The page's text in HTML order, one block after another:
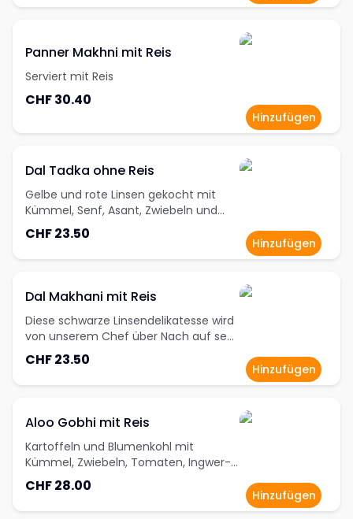
Panner Makhni mit Reis
Serviert mit Reis
CHF 30.40
Hinzufügen
Dal Tadka ohne Reis
Gelbe und rote Linsen gekocht mit
Kümmel, Senf, Asant, Zwiebeln und
gehackten Tomaten. Garniert mit
gehacktem Koriander
CHF 23.50
Hinzufügen
Dal Makhani mit Reis
Diese schwarze Linsendelikatesse wird
von unserem Chef über Nach auf sehr
kleinem Feuer gekocht. Sie enthält
Ingwer, Knoblauch, Tomaten,
Halbrahm und verschiedene Gewürze
CHF 23.50
Hinzufügen
Aloo Gobhi mit Reis
Kartoffeln und Blumenkohl mit
Kümmel, Zwiebeln, Tomaten, Ingwer-
Gewürzmischung und gemahlenen
Gewürzen gebraten
CHF 28.00
Hinzufügen